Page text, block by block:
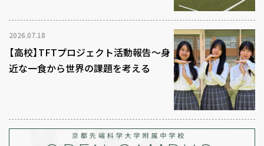
2026.07.18
【高校】TFTプロジェクト活動報告～身
近な一食から世界の課題を考える